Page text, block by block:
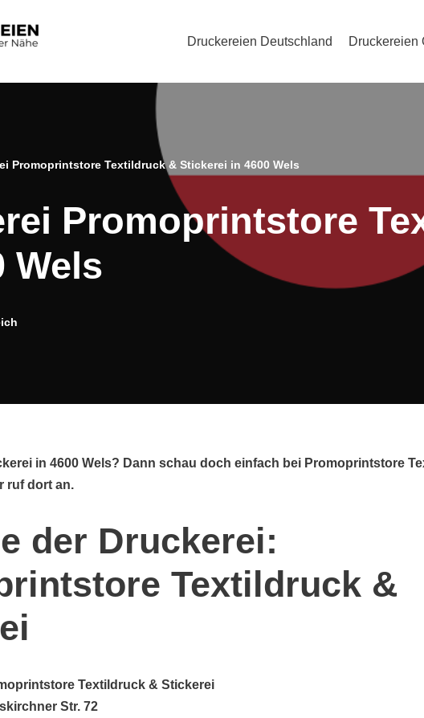
Druckereien Deutschland Druckereien
Promoprintstore Textildruck & Stickerei in 4600 Wels
Promoprintstore
Wels
in 4600 Wels? Dann schau doch einfach bei Promoprintstore
ruf dort an.
der Druckerei:
Textildruck &
Textildruck & Stickerei
Str. 72